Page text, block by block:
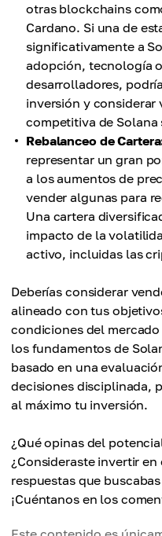
otras blockchains
Cardano. Si una de
significativamente a
adopción, tecnología
desarrolladores,
inversión y considerar
competitiva de Solana
Rebalanceo de
representar un gran
a los aumentos de
vender algunas para
Una cartera
impacto de la
activo, incluidas las
Deberías considerar
alineado con tus
condiciones del
los fundamentos de
basado en una
decisiones disciplinada,
al máximo tu inversión.
¿Qué opinas del
¿Consideraste invertir
respuestas que
¡Cuéntanos en los